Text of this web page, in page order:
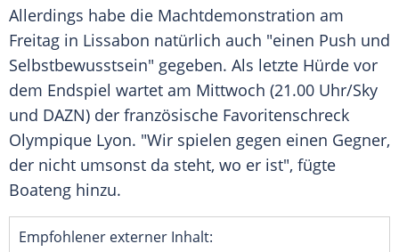
Allerdings habe die Machtdemonstration am
Freitag in Lissabon natürlich auch "einen Push und
Selbstbewusstsein" gegeben. Als letzte Hürde vor
dem Endspiel wartet am Mittwoch (21.00 Uhr/Sky
und DAZN) der französische Favoritenschreck
Olympique Lyon. "Wir spielen gegen einen Gegner,
der nicht umsonst da steht, wo er ist", fügte
Boateng hinzu.
Empfohlener externer Inhalt: